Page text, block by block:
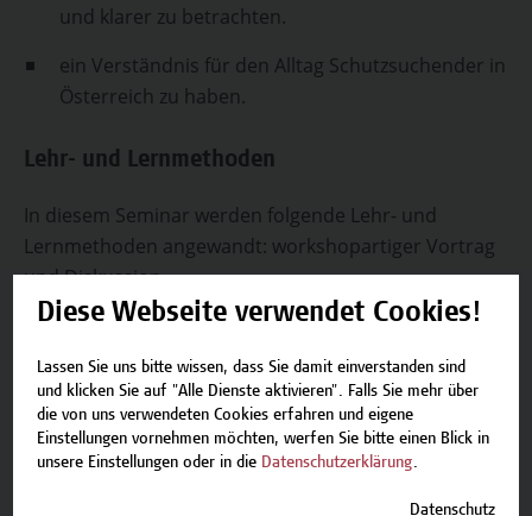
und klarer zu betrachten.
ein Verständnis für den Alltag Schutzsuchender in
Österreich zu haben.
Lehr- und Lernmethoden
In diesem Seminar werden folgende Lehr- und
Lernmethoden angewandt: workshopartiger Vortrag
und Diskussion.
DSAin Daniela Krois
Diese Webseite verwendet Cookies!
Lassen Sie uns bitte wissen, dass Sie damit einverstanden sind
und klicken Sie auf "Alle Dienste aktivieren". Falls Sie mehr über
die von uns verwendeten Cookies erfahren und eigene
Einstellungen vornehmen möchten, werfen Sie bitte einen Blick in
unsere Einstellungen oder in die Datenschutzerklärung.
Datenschutz